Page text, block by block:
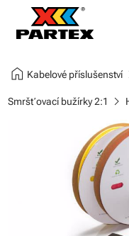
home Kabelové příslušenství
Smršťovací bužírky 2:1 chevron_right